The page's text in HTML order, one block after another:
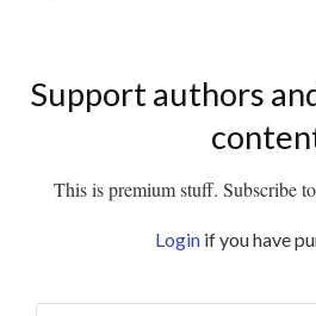
Support authors
This is premium stuff. Subscribe
Login if you have